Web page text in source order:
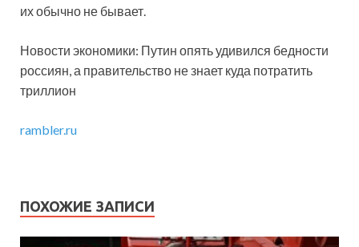
их обычно не бывает.
Новости экономики: Путин опять удивился бедности
россиян, а правительство не знает куда потратить
триллион
rambler.ru
ПОХОЖИЕ ЗАПИСИ